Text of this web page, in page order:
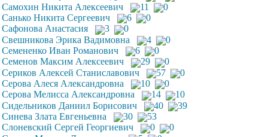
Самохин Никита Алексеевич
11
0
Санько Никита Сергеевич
6
0
Сафонова Анастасия
3
0
Свешникова Эрика Вадимовна
4
0
Семененко Иван Романович
6
0
Семенов Максим Алексеевич
29
0
Сериков Алексей Станиславович
57
0
Серова Алеся Александровна
10
0
Серова Мелисса Александровна
14
10
Сидельников Даниил Борисович
40
39
Синева Злата Евгеньевна
30
53
Слоневский Сергей Георгиевич
0
0